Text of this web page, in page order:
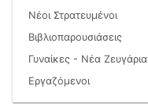
Νέοι Στρατευμένοι
Βιβλιοπαρουσιάσεις
Γυναίκες - Νέα Ζευγάρια
Εργαζόμενοι